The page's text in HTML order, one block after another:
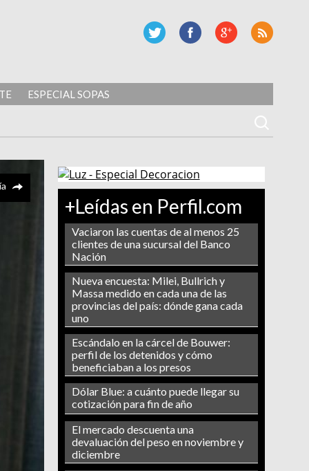
ESPECIAL SOPAS
+Leídas en Perfil.com
Vaciaron las cuentas de al menos 25
clientes de una sucursal del Banco
Nación
Nueva encuesta: Milei, Bullrich y
Massa medido en cada una de las
provincias del país: dónde gana cada
uno
Escándalo en la cárcel de Bouwer:
perfil de los detenidos y cómo
beneficiaban a los presos
Dólar Blue: a cuánto puede llegar su
cotización para fin de año
El mercado descuenta una
devaluación del peso en noviembre y
diciembre